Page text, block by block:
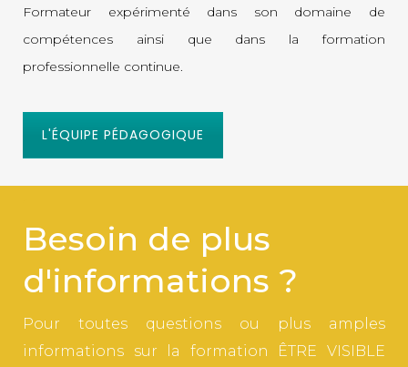
Formateur expérimenté dans son domaine de
compétences ainsi que dans la formation
professionnelle continue.
L'ÉQUIPE PÉDAGOGIQUE
Besoin de plus
d'informations ?
Pour toutes questions ou plus amples
informations sur la formation ÊTRE VISIBLE